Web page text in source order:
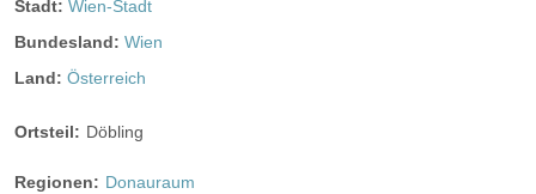
Bar
Einzeltische eckig
Hussen:
kostenpflichtig
Stadt: Wien-Stadt
Bundesland: Wien
Land: Österreich
Ortsteil: Döbling
Regionen: Donauraum